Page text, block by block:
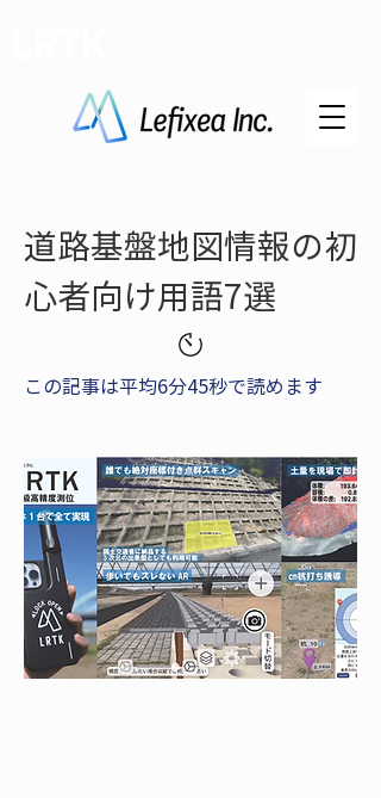
道路基盤地図情報の初
心者向け用語7選
この記事は平均6分45秒で読めます